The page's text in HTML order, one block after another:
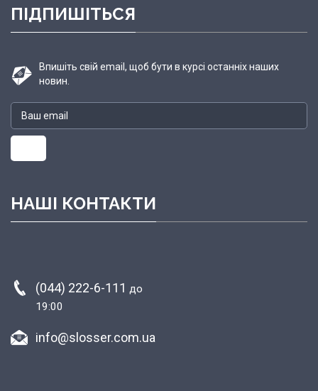
ПІДПИШІТЬСЯ
Впишіть свій email, щоб бути в курсі останніх наших
новин.
НАШІ КОНТАКТИ
(044) 222-6-111 до
19:00
info@slosser.com.ua